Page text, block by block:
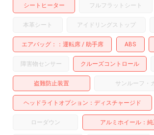
シートヒーター フルフラットシート
本革シート アイドリングストップ
エアバッグ： 運転席 助手席 ABS
障害物センサー クルーズコントロール
盗難防止装置 サンルーフ・
ヘッドライトオプション ディスチャージド
ローダウン アルミホイール ：